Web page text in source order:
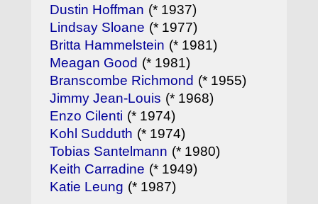
Dustin Hoffman (* 1937)
Lindsay Sloane (* 1977)
Britta Hammelstein (* 1981)
Meagan Good (* 1981)
Branscombe Richmond (* 1955)
Jimmy Jean-Louis (* 1968)
Enzo Cilenti (* 1974)
Kohl Sudduth (* 1974)
Tobias Santelmann (* 1980)
Keith Carradine (* 1949)
Katie Leung (* 1987)